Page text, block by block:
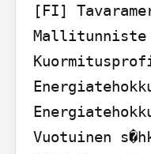
[FI]
Mallitunniste
Vuotuinen